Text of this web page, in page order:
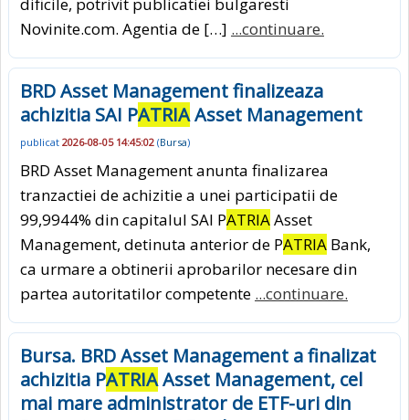
dificile, potrivit publicatiei bulgaresti
Novinite.com. Agentia de […] ...continuare.
BRD Asset Management finalizeaza
achizitia SAI PATRIAAsset Management
publicat 2026-08-05 14:45:02 (Bursa)
BRD Asset Management anunta finalizarea
tranzactiei de achizitie a unei participatii de
99,9944% din capitalul SAI PATRIAAsset
Management, detinuta anterior de PATRIA Bank,
ca urmare a obtinerii aprobarilor necesare din
partea autoritatilor competente ...continuare.
Bursa. BRD Asset Management a finalizat
achizitia PATRIAAsset Management, cel
mai mare administrator de ETF-uri din